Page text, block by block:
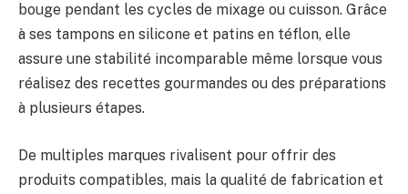
bouge pendant les cycles de mixage ou cuisson. Grâce
à ses tampons en silicone et patins en téflon, elle
assure une stabilité incomparable même lorsque vous
réalisez des recettes gourmandes ou des préparations
à plusieurs étapes.
De multiples marques rivalisent pour offrir des
produits compatibles, mais la qualité de fabrication et